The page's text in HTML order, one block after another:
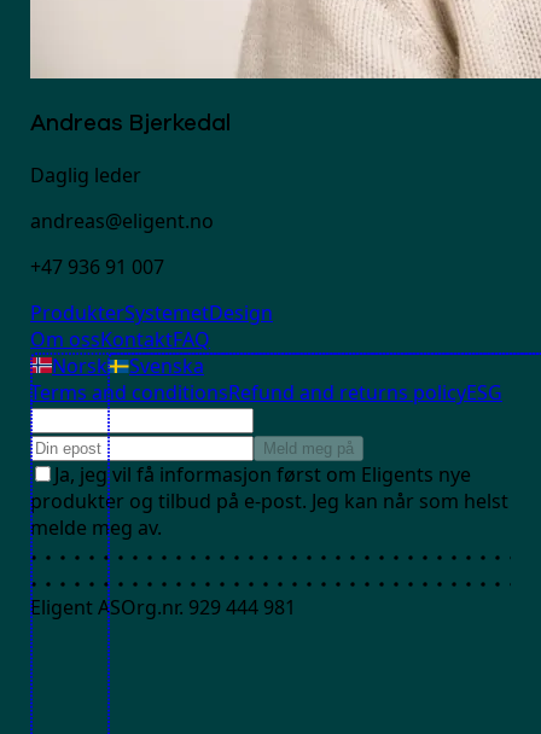
Andreas Bjerkedal
Daglig leder
andreas@eligent.no
+47 936 91 007
ProdukterSystemetDesign
Om ossKontaktFAQ
Norsk
Svenska
Terms and conditionsRefund and returns policyESG
Meld meg på
Ja, jeg vil få informasjon først om Eligents nye
produkter og tilbud på e-post. Jeg kan når som helst
melde meg av.
Eligent ASOrg.nr. 929 444 981